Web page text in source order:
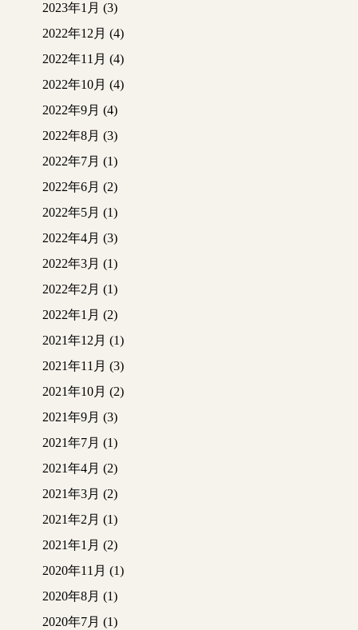
2023年1月 (3)
2022年12月 (4)
2022年11月 (4)
2022年10月 (4)
2022年9月 (4)
2022年8月 (3)
2022年7月 (1)
2022年6月 (2)
2022年5月 (1)
2022年4月 (3)
2022年3月 (1)
2022年2月 (1)
2022年1月 (2)
2021年12月 (1)
2021年11月 (3)
2021年10月 (2)
2021年9月 (3)
2021年7月 (1)
2021年4月 (2)
2021年3月 (2)
2021年2月 (1)
2021年1月 (2)
2020年11月 (1)
2020年8月 (1)
2020年7月 (1)